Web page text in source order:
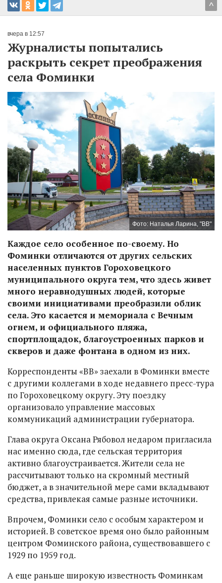
^
вчера в 12:57
Журналисты попытались
раскрыть секрет преображения
села Фоминки
Фото: Наталья Ларина, "ВВ"
Каждое село особенное по-своему. Но
Фоминки отличаются от других сельских
населенных пунктов Гороховецкого
муниципального округа тем, что здесь живет
много неравнодушных людей, которые
своими инициативами преобразили облик
села. Это касается и мемориала с Вечным
огнем, и официального пляжа,
спортплощадок, благоустроенных парков и
скверов и даже фонтана в одном из них.
Корреспонденты «ВВ» заехали в Фоминки вместе
с другими коллегами в ходе недавнего пресс-тура
по Гороховецкому округу. Эту поездку
организовало управление массовых
коммуникаций администрации губернатора.
Глава округа Оксана Рябовол недаром пригласила
нас именно сюда, где сельская территория
активно благоустраивается. Жители села не
рассчитывают только на скромный местный
бюджет, а в значительной мере сами вкладывают
средства, привлекая самые разные источники.
Впрочем, Фоминки село с особым характером и
историей. В советское время оно было районным
центром Фоминского района, существовавшего с
1929 по 1959 год.
А еще раньше широкую известность Фоминкам